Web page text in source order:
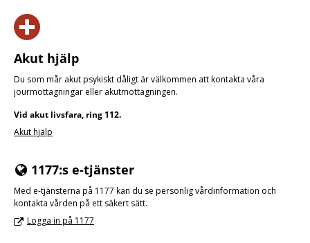
Akut hjälp
Du som mår akut psykiskt dåligt är välkommen att kontakta våra
jourmottagningar eller akut­mottagningen.
Vid akut livsfara, ring 112.
Akut hjälp
1177:s e-tjänster
Med e-tjänsterna på 1177 kan du se personlig vårdinformation och
kontakta vården på ett säkert sätt.
Logga in på 1177